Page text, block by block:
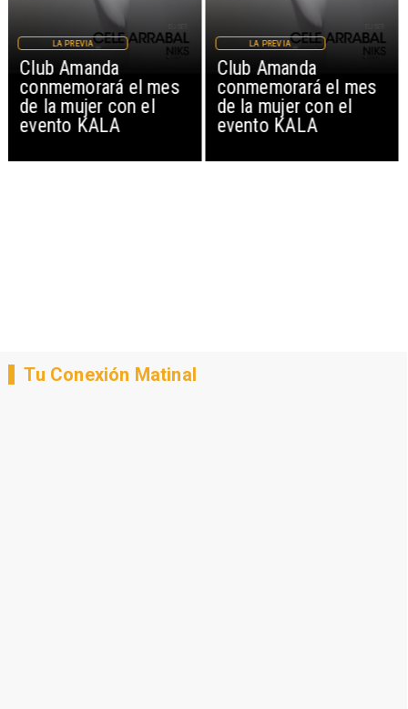
Club Amanda
conmemorará el mes
de la mujer con el
evento KALA
LA PREVIA
Club Amanda
conmemorará el mes
de la mujer con el
evento KALA
LA PREVIA
Tu Conexión Matinal